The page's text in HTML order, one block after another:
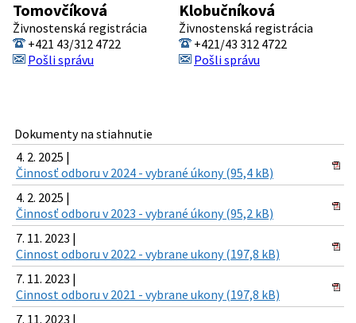
Tomovčíková
Živnostenská registrácia
+421 43/312 4722
Pošli správu
Klobučníková
Živnostenská registrácia
+421/43 312 4722
Pošli správu
Dokumenty na stiahnutie
4. 2. 2025 |
Činnosť odboru v 2024 - vybrané úkony (95,4 kB)
4. 2. 2025 |
Činnosť odboru v 2023 - vybrané úkony (95,2 kB)
7. 11. 2023 |
Cinnost odboru v 2022 - vybrane ukony (197,8 kB)
7. 11. 2023 |
Cinnost odboru v 2021 - vybrane ukony (197,8 kB)
7. 11. 2023 |